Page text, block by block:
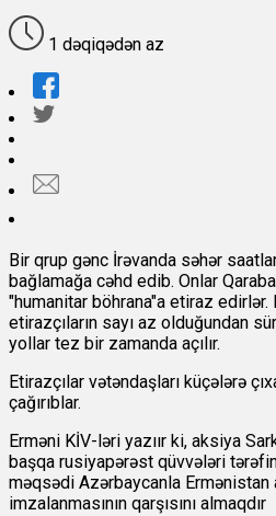
1 dəqiqədən az
Bir qrup gənc İrəvanda səhər
bağlamağa cəhd edib. Onlar
"humanitar böhrana"a etiraz edirlər.
etirazçıların sayı az olduğundan
yollar tez bir zamanda açılır.
Etirazçılar vətəndaşları küçələrə
çağırıblar.
Erməni KİV-ləri yazıır ki, aksiya
başqa rusiyapərəst qüvvələri
məqsədi Azərbaycanla Ermənistan
imzalanmasının qarşısını almaqdır